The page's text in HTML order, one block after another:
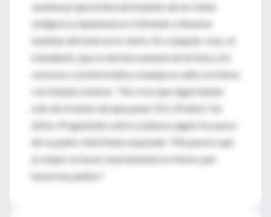
aventuran que el descubrimiento de los Ibata
obligará a replantearse si Einstein y Newton
estaban del todo en lo cierto. En cualquier caso, el
estudiante, que se declara amante de la física, los
vectores y la informática, maneja su salto a la fama
con temple y humor: “No creo que oigan hablar
más de mí antes de que pasen 10 o 20 años”, ha
dicho. Preguntado sobre si piensa seguir los pasos
de su padre, Neil Ibata responde: “Me parece que
es mejor no hacer exactamente lo mismo que
hacen tus padres”.